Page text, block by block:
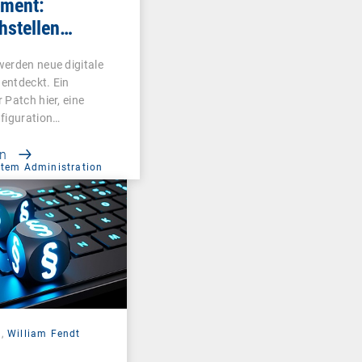
neue digitale
Ein
Patch hier, eine
Administration
William Fendt